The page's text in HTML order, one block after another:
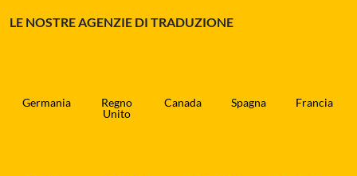
LE NOSTRE AGENZIE DI TRADUZIONE
Germania
Regno
Unito
Canada Spagna Francia